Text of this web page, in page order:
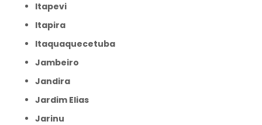
Itapevi
Itapira
Itaquaquecetuba
Jambeiro
Jandira
Jardim Elias
Jarinu